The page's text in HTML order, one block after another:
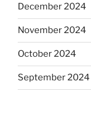
December 2024
November 2024
October 2024
September 2024